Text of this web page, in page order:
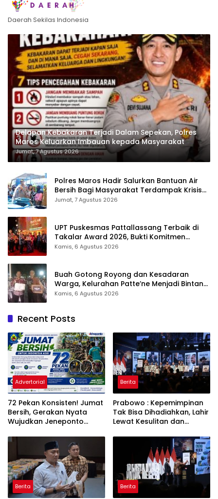
Daerah Sekilas Indonesia
Delapan Kebakaran Terjadi Dalam Sepekan, Polres
Maros Keluarkan Imbauan kepada Masyarakat
Jumat, 7 Agustus 2026
Polres Maros Hadir Salurkan Bantuan Air
Bersih Bagi Masyarakat Terdampak Krisis
Air Bersih Di Maros
Jumat, 7 Agustus 2026
UPT Puskesmas Pattallassang Terbaik di
Takalar Award 2026, Bukti Komitmen
Hadirkan Pelayanan Kesehatan Berkualitas
Kamis, 6 Agustus 2026
Buah Gotong Royong dan Kesadaran
Warga, Kelurahan Patte’ne Menjadi Bintang
Takalar Award 2026
Kamis, 6 Agustus 2026
Recent Posts
Advertorial
72 Pekan Konsisten! Jumat
Bersih, Gerakan Nyata
Wujudkan Jeneponto
ASRI
Berita
Prabowo : Kepemimpinan
Tak Bisa Dihadiahkan, Lahir
Lewat Kesulitan dan
Berita Berita